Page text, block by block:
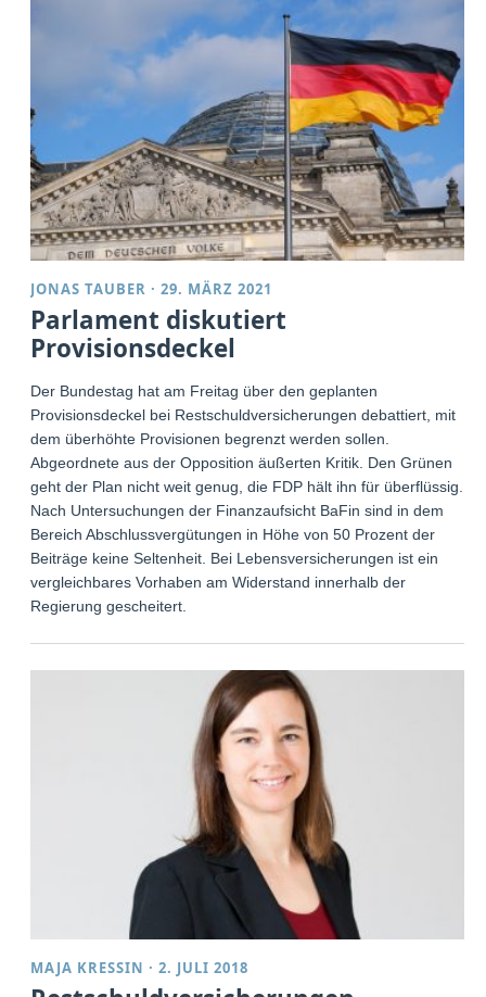
JONAS TAUBER ·29. MÄRZ 2021
Parlament diskutiert
Provisionsdeckel
Der Bundestag hat am Freitag über den geplanten
Provisionsdeckel bei Restschuldversicherungen debattiert, mit
dem überhöhte Provisionen begrenzt werden sollen.
Abgeordnete aus der Opposition äußerten Kritik. Den Grünen
geht der Plan nicht weit genug, die FDP hält ihn für überflüssig.
Nach Untersuchungen der Finanzaufsicht BaFin sind in dem
Bereich Abschlussvergütungen in Höhe von 50 Prozent der
Beiträge keine Seltenheit. Bei Lebensversicherungen ist ein
vergleichbares Vorhaben am Widerstand innerhalb der
Regierung gescheitert.
MAJA KRESSIN ·2. JULI 2018